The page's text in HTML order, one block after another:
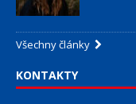
Všechny články
KONTAKTY